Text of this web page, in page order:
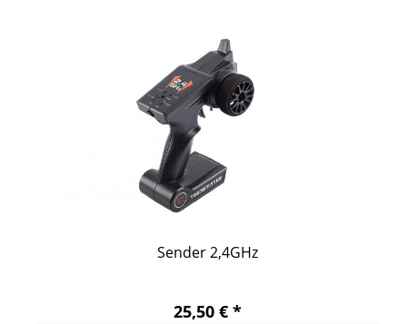
Sender 2,4GHz
25,50 € *